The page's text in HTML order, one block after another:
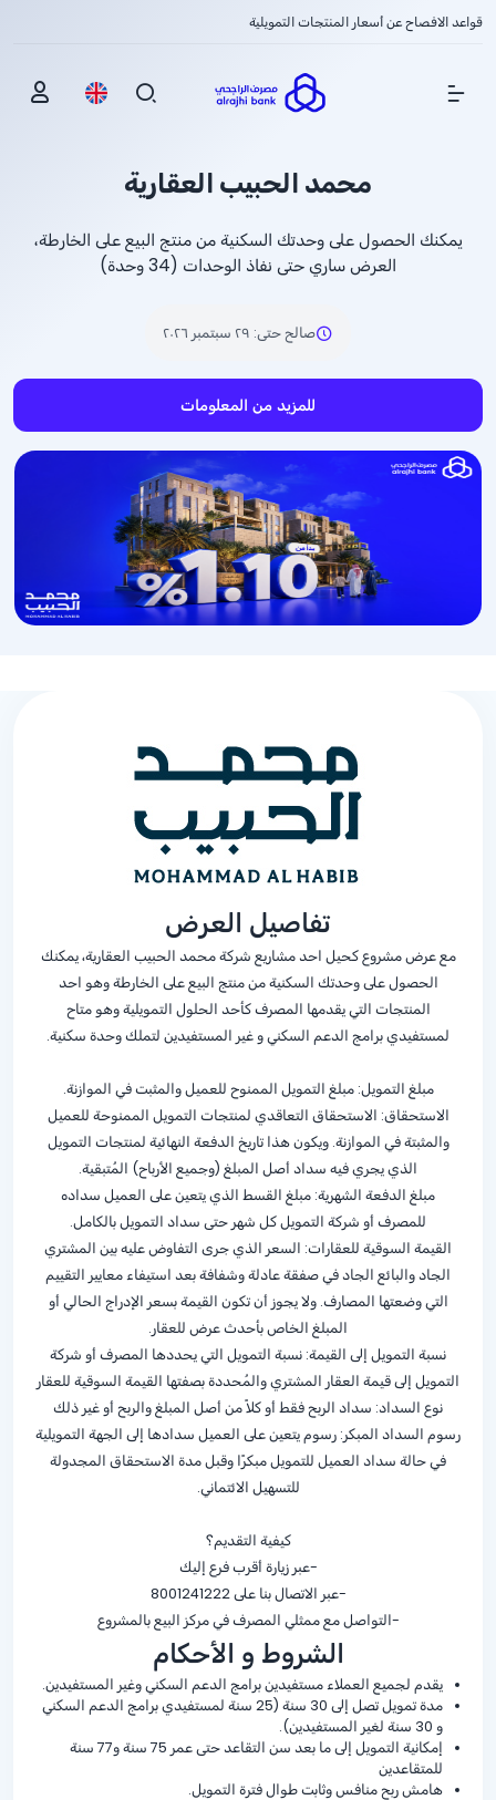
قواعد الافصاح عن أسعار المنتجات التمويلية
Show Menu
محمد الحبيب العقارية
يمكنك الحصول على وحدتك السكنية من منتج البيع على الخارطة،
العرض ساري حتى نفاذ الوحدات (34 وحدة)
صالح حتى: ٢٩ سبتمبر ٢٠٢٦
للمزيد من المعلومات
تفاصيل العرض
مع عرض مشروع كحيل احد مشاريع شركة محمد الحبيب العقارية، يمكنك
الحصول على وحدتك السكنية من منتج البيع على الخارطة وهو احد
المنتجات التي يقدمها المصرف كأحد الحلول التمويلية وهو متاح
لمستفيدي برامج الدعم السكني و غير المستفيدين لتملك وحدة سكنية.
مبلغ التمويل: مبلغ التمويل الممنوح للعميل والمثبت في الموازنة.
الاستحقاق: الاستحقاق التعاقدي لمنتجات التمويل الممنوحة للعميل
والمثبتة في الموازنة. ويكون هذا تاريخ الدفعة النهائية لمنتجات التمويل
الذي يجري فيه سداد أصل المبلغ (وجميع الأرباح) المُتبقية.
مبلغ الدفعة الشهرية: مبلغ القسط الذي يتعين على العميل سداده
للمصرف أو شركة التمويل كل شهر حتى سداد التمويل بالكامل.
القيمة السوقية للعقارات: السعر الذي جرى التفاوض عليه بين المشتري
الجاد والبائع الجاد في صفقة عادلة وشفافة بعد استيفاء معايير التقييم
التي وضعتها المصارف. ولا يجوز أن تكون القيمة بسعر الإدراج الحالي أو
المبلغ الخاص بأحدث عرض للعقار.
نسبة التمويل إلى القيمة: نسبة التمويل التي يحددها المصرف أو شركة
التمويل إلى قيمة العقار المشتري والمُحددة بصفتها القيمة السوقية للعقار
نوع السداد: سداد الربح فقط أو كلاً من أصل المبلغ والربح أو غير ذلك
رسوم السداد المبكر: رسوم يتعين على العميل سدادها إلى الجهة التمويلية
في حالة سداد العميل للتمويل مبكرًا وقبل مدة الاستحقاق المجدولة
للتسهيل الائتماني.
كيفية التقديم؟
-عبر زيارة أقرب فرع إليك
-عبر الاتصال بنا على 8001241222
-التواصل مع ممثلي المصرف في مركز البيع بالمشروع
الشروط و الأحكام
يقدم لجميع العملاء مستفيدين برامج الدعم السكني وغير المستفيدين.
مدة تمويل تصل إلى 30 سنة (25 سنة لمستفيدي برامج الدعم السكني
و 30 سنة لغير المستفيدين).
إمكانية التمويل إلى ما بعد سن التقاعد حتى عمر 75 سنة و77 سنة
للمتقاعدين
هامش ربح منافس وثابت طوال فترة التمويل.